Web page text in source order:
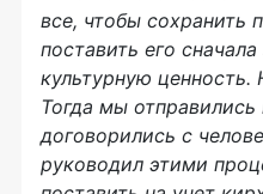
все, чтобы сохранить
поставить его
культурную ценность.
Тогда мы
договорились с
руководил этими